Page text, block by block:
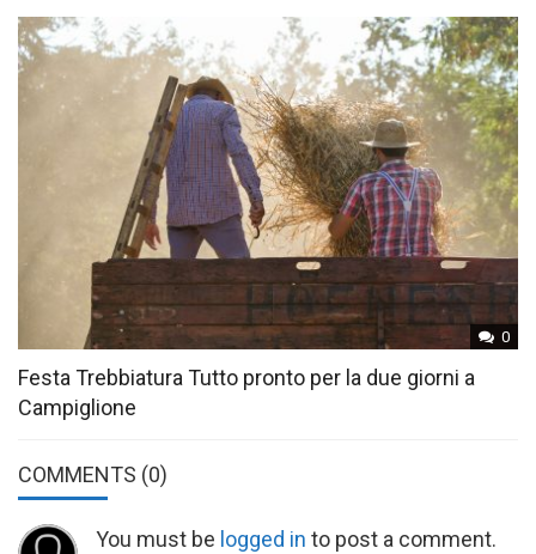
0
Festa Trebbiatura Tutto pronto per la due giorni a
Campiglione
COMMENTS (0)
You must be logged in to post a comment.